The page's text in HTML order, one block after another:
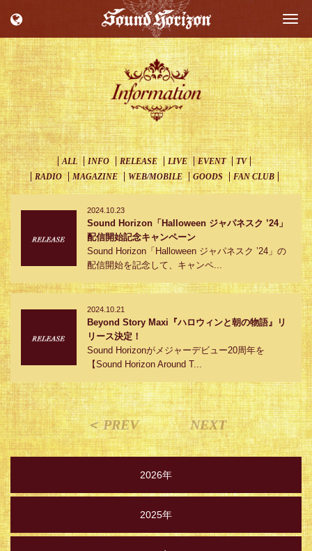
ALL INFO RELEASE LIVE EVENT
TV
RADIO
MAGAZINE WEB/MOBILE GOODS FAN CLUB
2024.10.23
Sound Horizon「Halloween ジャパネスク ’24」
配信開始記念キャンペーン
Sound Horizon「Halloween ジャパネスク ’24」の
配信開始を記念して、キャンペ...
2024.10.21
Beyond Story Maxi『ハロウィンと朝の物語』リ
リース決定！
Sound Horizonがメジャーデビュー20周年を
【Sound Horizon Around T...
＜ PREV NEXT
2026年
2025年